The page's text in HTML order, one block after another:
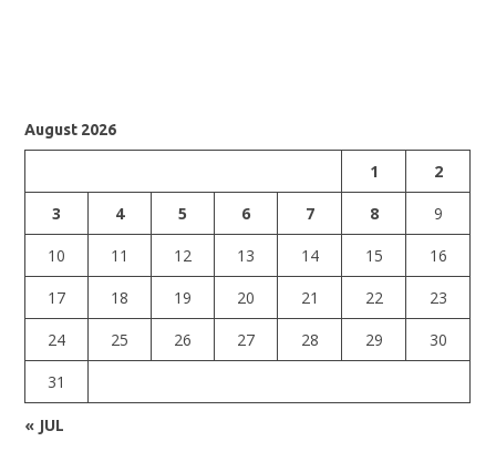
August 2026
1
2
3
4 5 6 7 8
9
10
11 12 13 14 15
16
17
18 19 20 21 22
23
24
25 26 27 28 29
30
31
« JUL